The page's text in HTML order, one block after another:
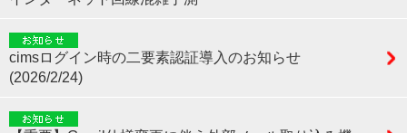
cimsログイン時の二要素認証導入のお知らせ
(2026/2/24)